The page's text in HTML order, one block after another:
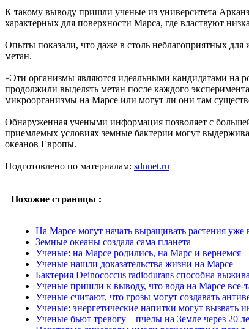
К такому выводу пришли ученые из университета
характерных для поверхности Марса, где властвуют
Опыты показали, что даже в столь неблагоприятных для
метан.
«Эти организмы являются идеальными кандидатами на
продолжили выделять метан после каждого
микроорганизмы на Марсе или могут ли они там
Обнаруженная учеными информация позволяет с
приемлемых условиях земные бактерии могут
океанов Европы.
Подготовлено по материалам: sdnnet.ru
Похожие страницы :
На Марсе могут начать выращивать растения уже
Земные океаны создала сама планета
Ученые: на Марсе родились, на Марс и вернемся
Ученые нашли доказательства жизни на Марсе
Бактерия Deinococcus radiodurans способна
Ученые пришли к выводу, что вода на Марсе все-
Ученые считают, что грозы могут создавать
Ученые: энергетические напитки могут вызвать
Ученые бьют тревогу – пчелы на Земле через 20